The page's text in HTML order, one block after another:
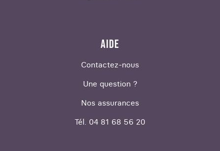
AIDE
Contactez-nous
Une question ?
Nos assurances
Tél. 04 81 68 56 20